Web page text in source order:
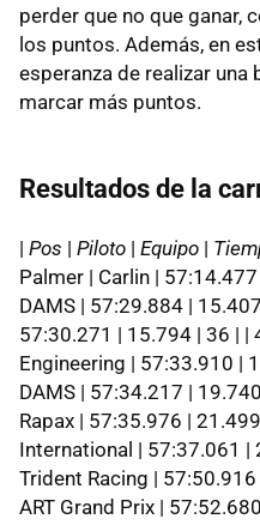
perder que no que ganar,
los puntos. Además, en
esperanza de realizar una
marcar más puntos.
Resultados de la
| Pos | Piloto | Equipo |
Palmer | Carlin |
DAMS | 57:29.884 |
57:30.271 | 15.794 | 36 | |
Engineering | 57:33.910 |
DAMS | 57:34.217 |
Rapax | 57:35.976 |
International | 57:37.061 |
Trident Racing |
ART Grand Prix |